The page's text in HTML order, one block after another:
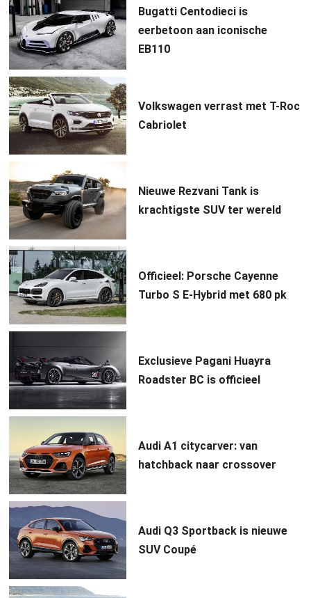
Bugatti Centodieci is
eerbetoon aan iconische
EB110
Volkswagen verrast met T-Roc
Cabriolet
Nieuwe Rezvani Tank is
krachtigste SUV ter wereld
Officieel: Porsche Cayenne
Turbo S E-Hybrid met 680 pk
Exclusieve Pagani Huayra
Roadster BC is officieel
Audi A1 citycarver: van
hatchback naar crossover
Audi Q3 Sportback is nieuwe
SUV Coupé